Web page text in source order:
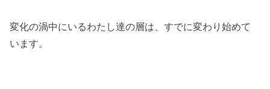
変化の渦中にいるわたし達の層は、すでに変わり始めて
います。